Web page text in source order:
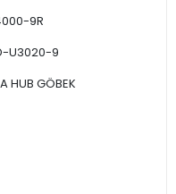
9R
U3020-9
HUB GÖBEK